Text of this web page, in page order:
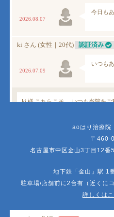
aoはり治療院
〒460-
名古屋市中区金山3丁目12番
地下鉄「金山」駅 1
駐車場/店舗前に2台有（近くに
詳しくは